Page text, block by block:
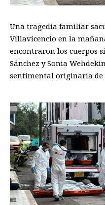
Una tragedia familiar
Villavicencio en la
encontraron los cuerpos
Sánchez y Sonia
sentimental originaria de